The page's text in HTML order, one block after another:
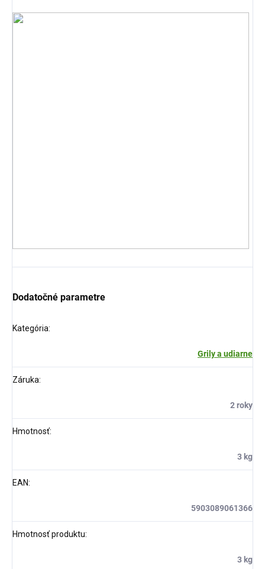
Dodatočné parametre
Kategória:
Grily a udiarne
Záruka:
2 roky
Hmotnosť:
3 kg
EAN:
5903089061366
Hmotnosť produktu:
3 kg